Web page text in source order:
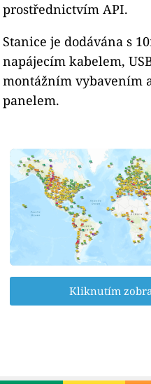
prostřednictvím API.
Stanice je dodávána s
napájecím kabelem,
montážním vybavením
panelem.
Kliknutím